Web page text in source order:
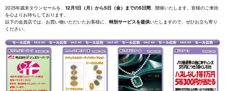
2025年歳末タウンセールを、 12月1日（月）から5日（金）までの5日間 、開催いたします。皆様のご来街
を心よりお待ちしております。
以下の会員店では、お買い物いただいたお客様に、 特別サービスを提供いたしますので、ぜひお立ち寄り
ください。